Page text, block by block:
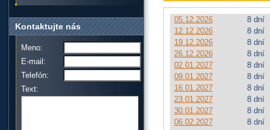
05.12.2026
8 dní
12.12.2026
8 dní
19.12.2026
8 dní
26.12.2026
8 dní
02.01.2027
8 dní
09.01.2027
8 dní
16.01.2027
8 dní
23.01.2027
8 dní
30.01.2027
8 dní
06.02.2027
8 dní
Kontaktujte nás
Meno:
E-mail:
Telefón:
Text: